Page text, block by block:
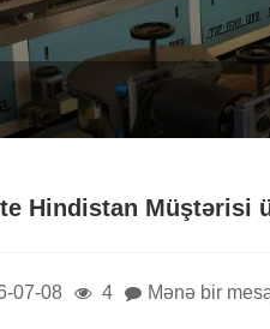
Hindistan Müştərisi
07-08 4 Mənə bir